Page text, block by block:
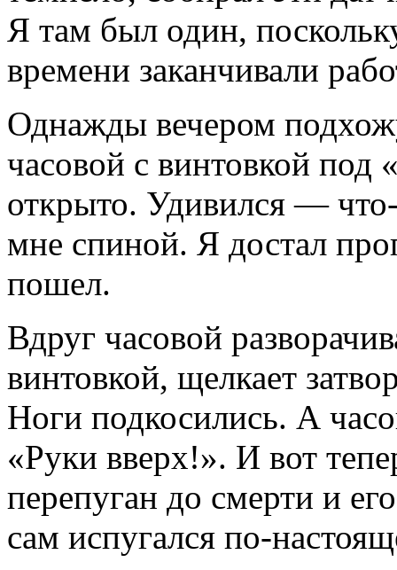
Я там был один,
времени заканчивали
Однажды вечером
часовой с винтовкой
открыто. Удивился —
мне спиной. Я достал
пошел.
Вдруг часовой
винтовкой, щелкает
Ноги подкосились. А
«Руки вверх!». И вот
перепуган до смерти и
сам испугался по-